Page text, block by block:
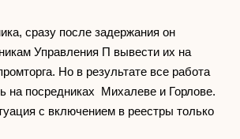
сразу после задержания он
Управления П вывести их на
Но в результате все работа
на посредниках Михалеве и Горлове.
с включением в реестры только